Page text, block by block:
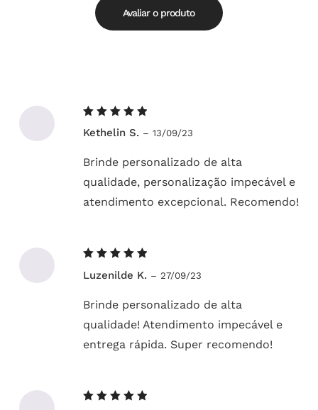
5
Avaliar o produto
5de 5
Kethelin S. – 13/09/23
Brinde personalizado de alta
qualidade, personalização impecável e
atendimento excepcional. Recomendo!
5de 5
Luzenilde K. – 27/09/23
Brinde personalizado de alta
qualidade! Atendimento impecável e
entrega rápida. Super recomendo!